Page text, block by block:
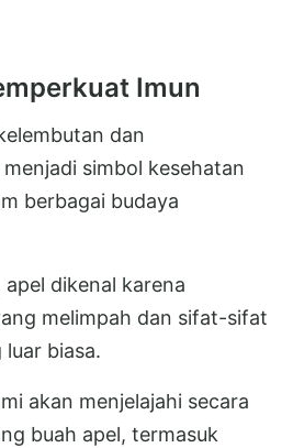
Imun
dan
simbol kesehatan
berbagai budaya
dikenal karena
melimpah dan sifat-sifat
biasa.
akan menjelajahi secara
buah apel, termasuk